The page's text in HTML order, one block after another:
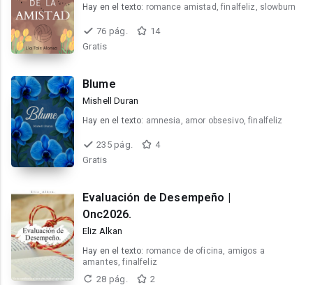
Hay en el texto: romance amistad, finalfeliz, slowburn
76 pág.
14
Gratis
Blume
Mishell Duran
Hay en el texto: amnesia, amor obsesivo, finalfeliz
235 pág.
4
Gratis
Evaluación de Desempeño |
Onc2026.
Eliz Alkan
Hay en el texto: romance de oficina, amigos a
amantes, finalfeliz
28 pág.
2